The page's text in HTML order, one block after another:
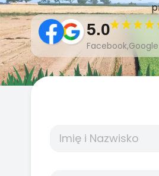
5.0
Facebook,Google